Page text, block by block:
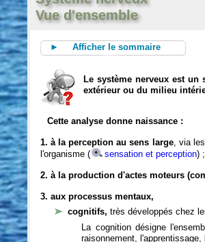
Vue d'ensemble
► Afficher le sommaire
Le système nerveux est
extérieur ou du milieu
Cette analyse donne naissance :
1. à la perception au sens large, via les
l'organisme (
sensation et perception) ;
2. à la production d'actes moteurs
3. aux processus mentaux,
cognitifs,très développés chez
La cognition désigne
raisonnement,